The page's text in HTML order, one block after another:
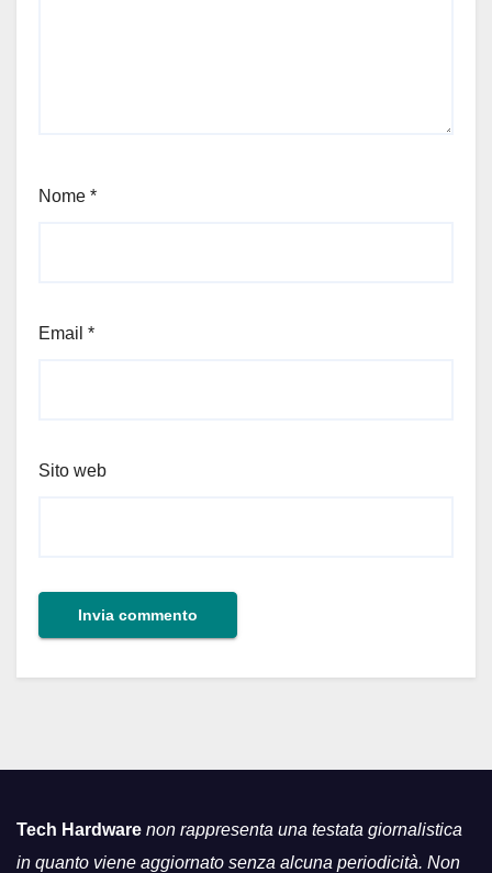
Nome *
Email *
Sito web
Tech Hardware non rappresenta una testata giornalistica
in quanto viene aggiornato senza alcuna periodicità. Non